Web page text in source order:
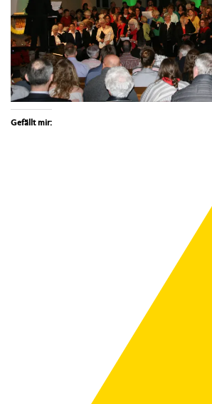
Gefällt mir: